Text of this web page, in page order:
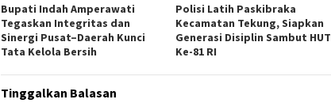
Bupati Indah Amperawati
Tegaskan Integritas dan
Sinergi Pusat–Daerah Kunci
Tata Kelola Bersih
Polisi Latih Paskibraka
Kecamatan Tekung, Siapkan
Generasi Disiplin Sambut HUT
Ke-81 RI
Tinggalkan Balasan